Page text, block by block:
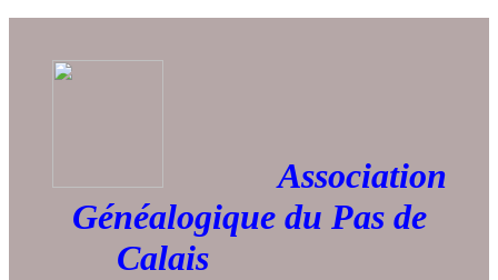
Association
Généalogique du Pas de
Calais